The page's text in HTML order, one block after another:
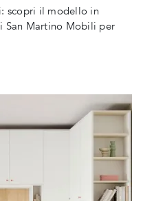
scopri il modello in
San Martino Mobili per